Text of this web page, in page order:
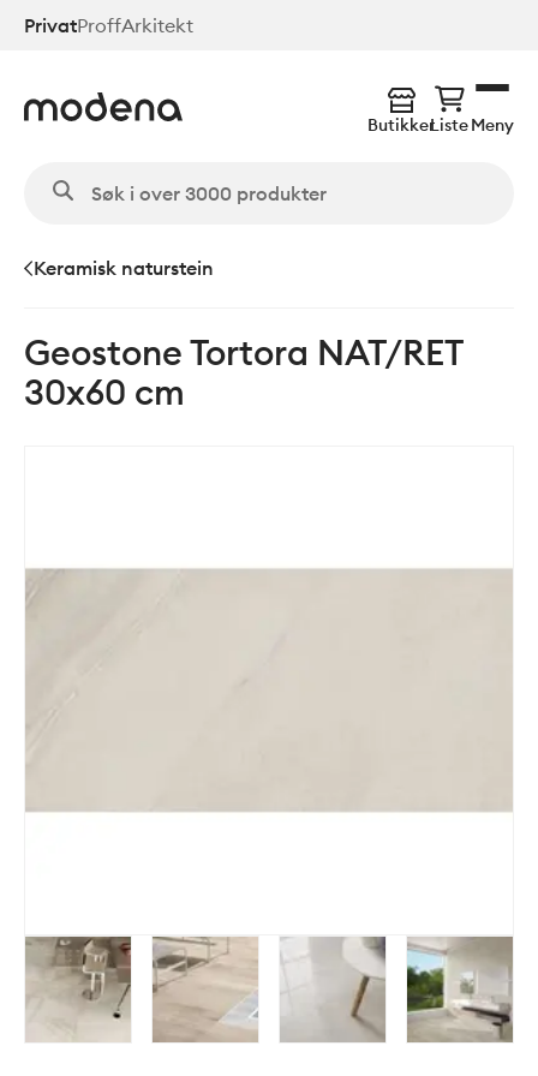
Hopp
PrivatProffArkitekt
ButikkerListeMeny
Keramisk naturstein
Geostone Tortora NAT/RET
30x60 cm